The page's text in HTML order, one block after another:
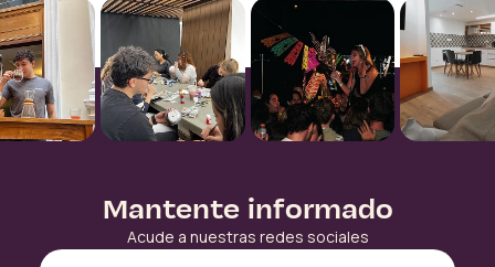
Mantente informado
Acude a nuestras redes sociales